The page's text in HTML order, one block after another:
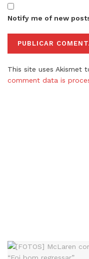
Notify me of new
This site uses Akismet
comment data is